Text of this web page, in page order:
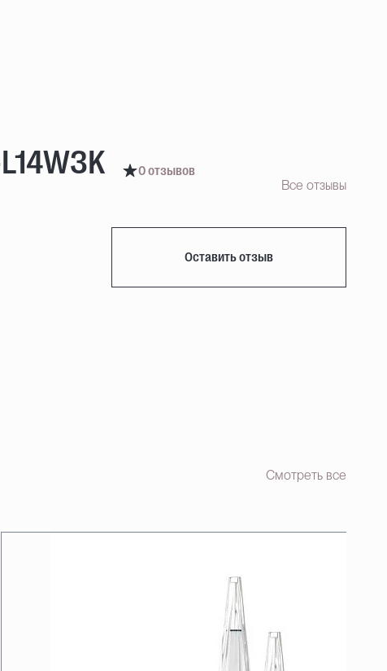
0 отзывов
Все отзывы
Оставить отзыв
Смотреть все